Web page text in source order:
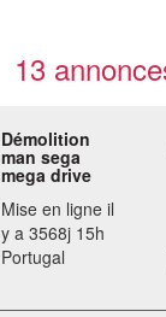
13
Démolition
man sega
mega drive
Mise en ligne il
y a 3568j 15h
Portugal